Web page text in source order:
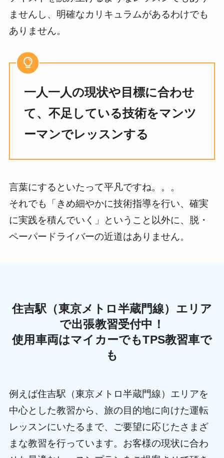
ませんし、明確なカリキュラムがあるわけでも
ありません。
一人一人の現状や目標に合わせ
て、不足している技術をマンツ
ーマンでレッスンする
言葉にするといたって平凡ですね。。。
それでも「きめ細やかに技術指導を行い、確実
に実践を積んでいく」ということ以外に、脱・
ペーパードライバーの近道はありません。
住吉駅（東京メトロ半蔵門線）エリア
で出張教習受付中！
使用車両はマイカーでもTPS教習車で
も
例えば住吉駅（東京メトロ半蔵門線）エリアを
中心とした教習から、旅の目的地に向けた運転
レッスンにいたるまで、ご要望に応じたさまざ
まな教習を行っています。お客様の現状に合わ